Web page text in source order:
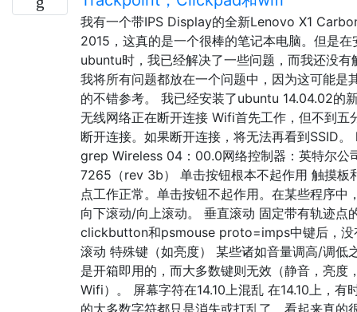
我有一个带IPS Display的全新Lenovo X1
2015，这真的是一个很棒的笔记本电脑。但是在
ubuntu时，我已经解决了一些问题，而我还没有
我将所有问题都放在一个问题中，因为这可能是
的不错参考。 我已经安装了ubuntu 14.04.02的
无线网络正在断开连接 Wifi首先工作，但不到五
断开连接。如果断开连接，将无法再看到SSID
grep Wireless 04：00.0网络控制器：英特尔公
7265（rev 3b） 单击按钮根本不起作用 触摸板
点工作正常。单击按钮不起作用。在某些程序中
向下滚动/向上滚动。 垂直滚动 固定带有轨迹点
clickbutton和psmouse proto=imps中键后，没
滚动 特殊键（如亮度） 某些诸如音量调高/调低
是开箱即用的，而大多数键则无效（静音，亮度
Wifi）。 屏幕字符在14.10上混乱 在14.10上，有
的大多数字符都只是消失或打乱了。看起来真的